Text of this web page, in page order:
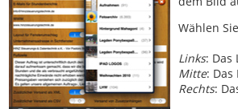
Wählen
Links: Das
Mitte: Das
Rechts: